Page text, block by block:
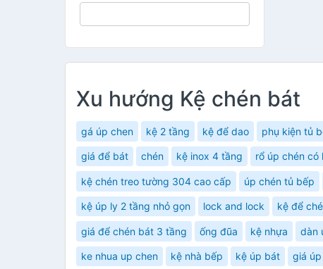
Xu hướng Kệ chén bát
gá úp chen kệ 2 tầng kệ để dao phụ kiện tủ
giá để bát chén kệ inox 4 tầng rổ úp chén có
kệ chén treo tường 304 cao cấp úp chén tủ bếp
kệ úp ly 2 tầng nhỏ gọn lock and lock kệ để
giá để chén bát 3 tầng ống đũa kệ nhựa dàn
ke nhua up chen kệ nhà bếp kệ úp bát giá